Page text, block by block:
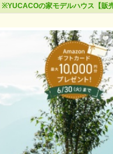
※YUCACOの家モデルハウス【販